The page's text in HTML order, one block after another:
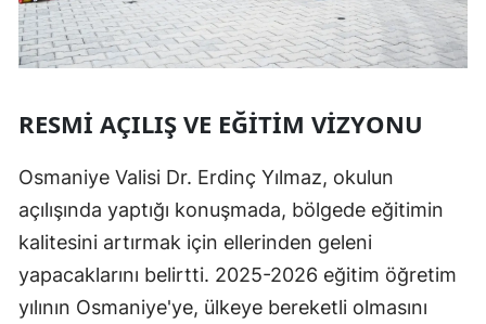
RESMI AÇILIŞ VE EĞITIM VIZYONU
Osmaniye Valisi Dr. Erdinç Yılmaz, okulun
açılışında yaptığı konuşmada, bölgede eğitimin
kalitesini artırmak için ellerinden geleni
yapacaklarını belirtti. 2025-2026 eğitim öğretim
yılının Osmaniye'ye, ülkeye bereketli olmasını